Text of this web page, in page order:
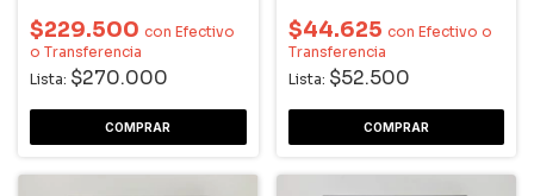
$229.500 con Efectivo
o Transferencia
Lista: $270.000
$44.625 con Efectivo o
Transferencia
Lista: $52.500